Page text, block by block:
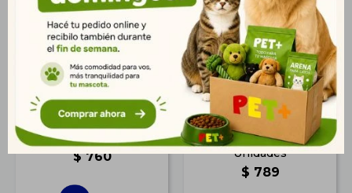
Anti Orines Perros y
Gatos Spray 500 ml
$ 760
Tapete Higiénico Super
Dog Mediano 30
Unidades
$ 789